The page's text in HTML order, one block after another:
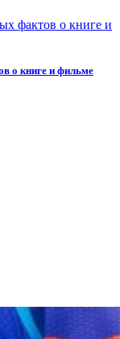
о книге и фильме